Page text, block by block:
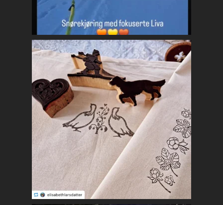
Mest populært siste